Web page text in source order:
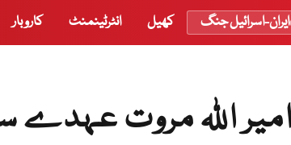
ایران-اسرائیل جنگ کھیل انٹرٹینمنٹ کاروبار
اللہ مروت عہدے